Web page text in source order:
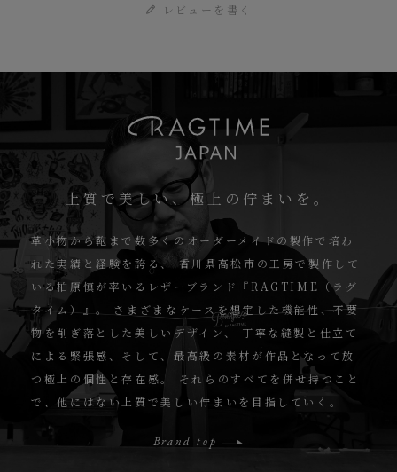
レビューを書く
上質で美しい、極上の佇まいを。
革小物から鞄まで数多くのオーダーメイドの製作で培わ
れた実績と経験を誇る、
香川県高松市の工房で製作して
いる柏原慎が率いるレザーブランド『RAGTIME（ラグ
タイム）』。
さまざまなケースを想定した機能性、不要
物を削ぎ落とした美しいデザイン、
丁寧な縫製と仕立て
による緊張感、そして、最高級の素材が作品となって放
つ極上の個性と存在感。
それらのすべてを併せ持つこと
で、他にはない上質で美しい佇まいを目指していく。
Brand top